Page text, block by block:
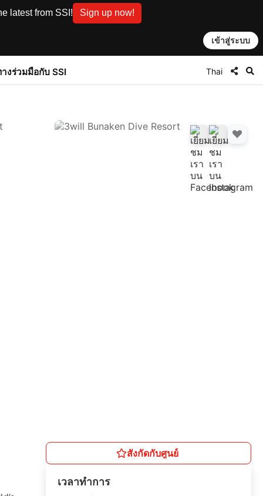
latest from SSI! Sign up now!
เข้าสู่ระบบ
งร่วมมือกับ SSI Thai
สังกัดกับศูนย์
เวลาทำการ